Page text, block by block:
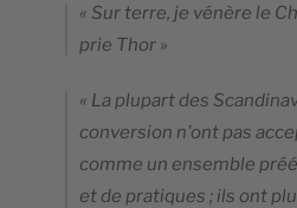
« Sur terre, je vénère le
prie Thor »
« La plupart des
conversion n'ont pas
comme un ensemble
et de pratiques ; ils ont